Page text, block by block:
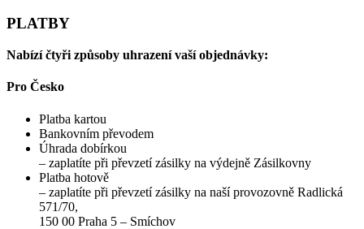
PLATBY
Nabízí čtyři způsoby uhrazení vaší objednávky:
Pro Česko
Platba kartou
Bankovním převodem
Úhrada dobírkou
– zaplatíte při převzetí zásilky na výdejně Zásilkovny
Platba hotově
– zaplatíte při převzetí zásilky na naší provozovně Radlická
571/70,
150 00 Praha 5 – Smíchov